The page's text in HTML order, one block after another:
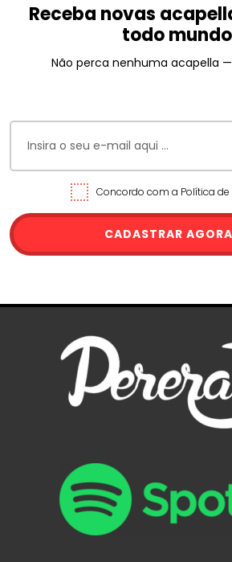
Receba novas
todo
Não perca nenhuma acapella
Concordo com a Política de
CADASTRAR